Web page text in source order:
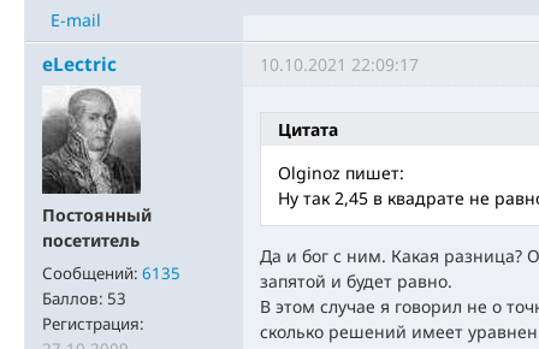
E-mail
eLectric
Постоянный
посетитель
Сообщений: 6135
Баллов: 53
Регистрация:
10.10.2021 22:09:17
Цитата
Olginoz пишет:
Ну так 2,45 в квадрате не
Да и бог с ним. Какая разница?
запятой и будет равно.
В этом случае я говорил не о
сколько решений имеет